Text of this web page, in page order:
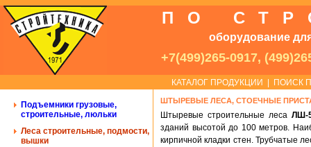
ПО
оборудование
+7(499)265-0917,
КАТАЛОГ ПРОДУКЦИИ ПОИСК
Подъемники грузовые,
строительные, люльки
Леса строительные, подмости,
вышки
ШТЫРЕВЫЕ ЛЕСА, СТОЕЧНЫЕ
Штыревые строительные лесаЛШ-
зданий высотой до 100 метров.
кирпичной кладки стен. Трубчатые